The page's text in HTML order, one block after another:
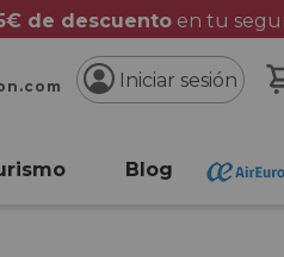
de descuentoen tu
Iniciar sesión
Blog